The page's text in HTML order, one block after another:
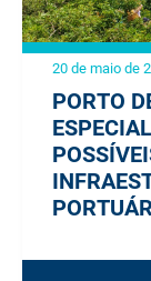
20 de maio de
PORTO